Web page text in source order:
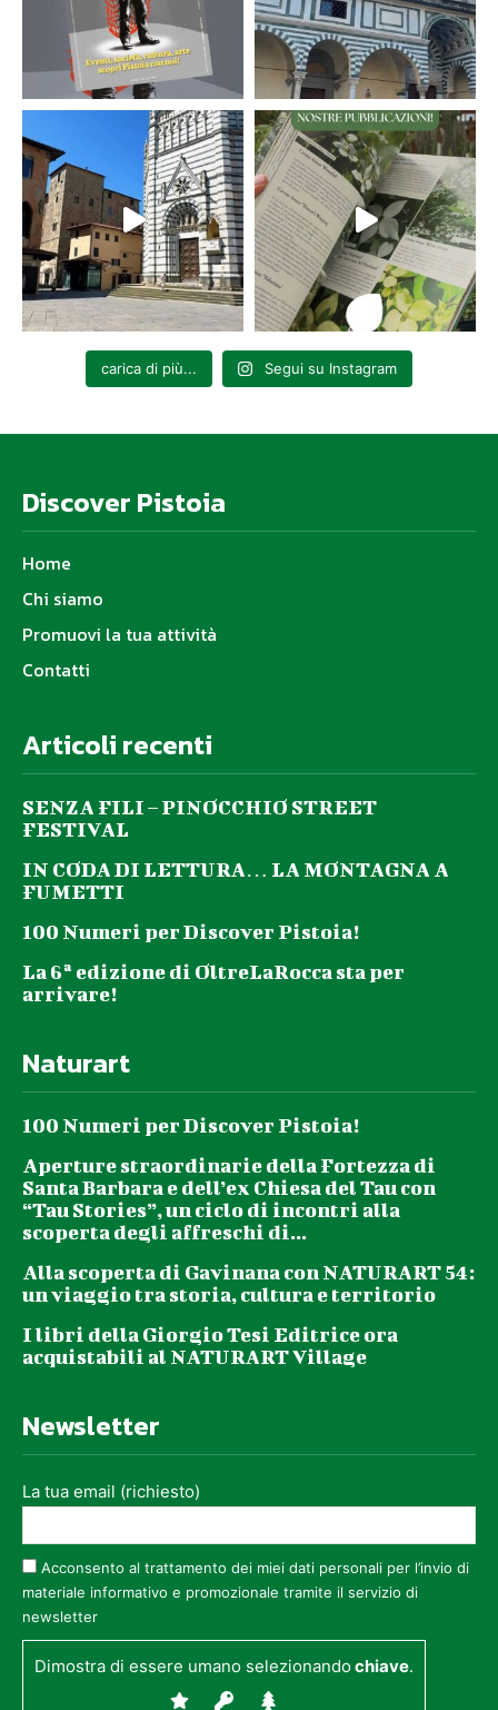
carica di più... Segui su Instagram
Discover Pistoia
Home
Chi siamo
Promuovi la tua attività
Contatti
Articoli recenti
SENZA FILI – PINOCCHIO STREET
FESTIVAL
IN CODA DI LETTURA… LA MONTAGNA A
FUMETTI
100 Numeri per Discover Pistoia!
La 6ª edizione di OltreLaRocca sta per
arrivare!
Naturart
100 Numeri per Discover Pistoia!
Aperture straordinarie della Fortezza di
Santa Barbara e dell’ex Chiesa del Tau con
“Tau Stories”, un ciclo di incontri alla
scoperta degli affreschi di...
Alla scoperta di Gavinana con NATURART 54:
un viaggio tra storia, cultura e territorio
I libri della Giorgio Tesi Editrice ora
acquistabili al NATURART Village
Newsletter
La tua email (richiesto)
Acconsento al trattamento dei miei dati personali per l’invio di
materiale informativo e promozionale tramite il servizio di
newsletter
Dimostra di essere umano selezionandochiave.